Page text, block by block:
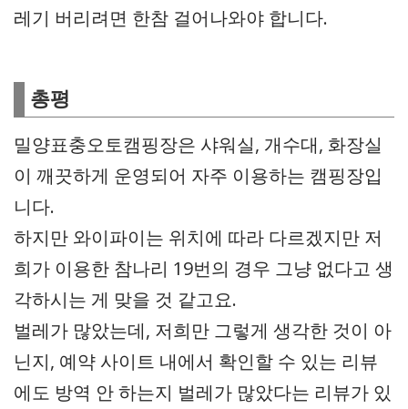
레기 버리려면 한참 걸어나와야 합니다.
총평
밀양표충오토캠핑장은 샤워실, 개수대, 화장실
이 깨끗하게 운영되어 자주 이용하는 캠핑장입
니다.
하지만 와이파이는 위치에 따라 다르겠지만 저
희가 이용한 참나리 19번의 경우 그냥 없다고 생
각하시는 게 맞을 것 같고요.
벌레가 많았는데, 저희만 그렇게 생각한 것이 아
닌지, 예약 사이트 내에서 확인할 수 있는 리뷰
에도 방역 안 하는지 벌레가 많았다는 리뷰가 있